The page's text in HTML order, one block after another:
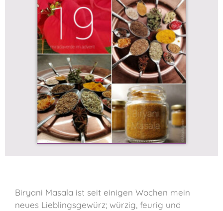
Biryani Masala ist seit einigen Wochen mein
neues Lieblingsgewürz; würzig, feurig und